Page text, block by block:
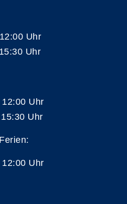
Uhr
Uhr
Uhr
Uhr
Uhr